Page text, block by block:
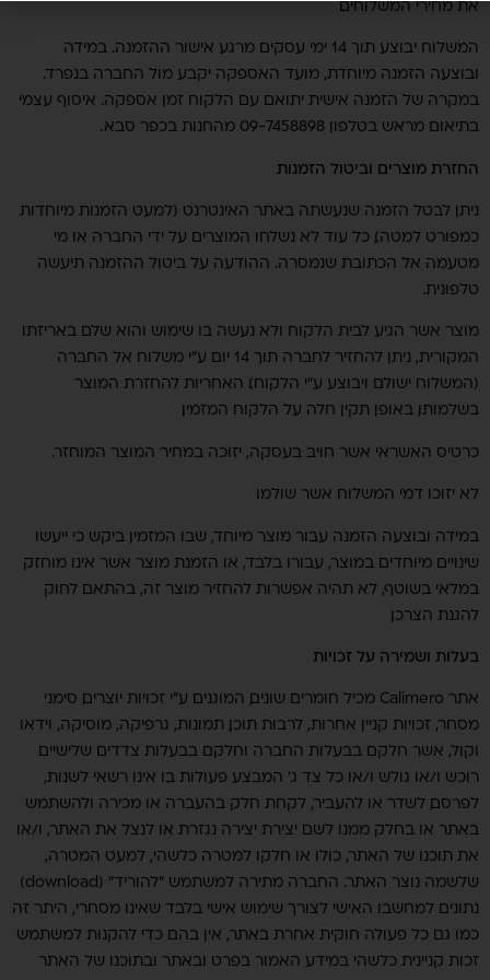
את מחירי המשלוחים.
המשלוח יבוצע תוך 14 ימי עסקים מרגע אישור ההזמנה. במידה
ובוצעה הזמנה מיוחדת, מועד האספקה יקבע מול החברה בנפרד.
במקרה של הזמנה אישית יתואם עם הלקוח זמן אספקה. איסוף עצמי
בתיאום מראש בטלפון 09-7458898 מהחנות בכפר סבא .
החזרת מוצרים וביטול הזמנות
ניתן לבטל הזמנה שנעשתה באתר האינטרנט (למעט הזמנות מיוחדות
כמפורט למטה), כל עוד לא נשלחו המוצרים על ידי החברה או מי
מטעמה אל הכתובת שנמסרה. ההודעה על ביטול ההזמנה תיעשה
טלפונית.
מוצר אשר הגיע לבית הלקוח ולא נעשה בו שימוש והוא שלם באריזתו
המקורית, ניתן להחזיר לחברה תוך 14 יום ע"י משלוח אל החברה
(המשלוח ישולם ויבוצע ע"י הלקוח). האחריות להחזרת המוצר
בשלמותו, באופן תקין חלה על הלקוח המזמין.
כרטיס האשראי אשר חויב בעסקה, יזוכה במחיר המוצר המוחזר.
לא יזוכו דמי המשלוח אשר שולמו.
במידה ובוצעה הזמנה עבור מוצר מיוחד, שבו המזמין ביקש כי ייעשו
שינויים מיוחדים במוצר, עבורו בלבד, או הזמנת מוצר אשר אינו מוחזק
במלאי בשוטף, לא תהיה אפשרות להחזיר מוצר זה, בהתאם לחוק
להגנת הצרכן.
בעלות ושמירה על זכויות
אתר Calimero מכיל חומרים שונים, המוגנים ע"י זכויות יוצרים, סימני
מסחר, זכויות קניין אחרות, לרבות תוכן, תמונות, גרפיקה, מוסיקה, וידאו
וקול, אשר חלקם בבעלות החברה וחלקם בבעלות צדדים שלישיים.
רוכש ו/או גולש ו/או כל צד ג' המבצע פעולות בו אינו רשאי לשנות,
לפרסם, לשדר או להעביר, לקחת חלק בהעברה או מכירה ולהשתמש
באתר או בחלק ממנו לשם יצירת יצירה נגזרת או לנצל את האתר, ו/או
את תוכנו של האתר, כולו או חלקו למטרה כלשהי, למעט המטרה,
שלשמה נוצר האתר. החברה מתירה למשתמש "להוריד" (download)
נתונים למחשבו האישי לצורך שימוש אישי בלבד שאינו מסחרי, היתר זה
כמו גם כל פעולה חוקית אחרת באתר, אין בהם כדי להקנות למשתמש
זכות קניינית כלשהי במידע האמור בפרט ובאתר ובתוכנו של האתר